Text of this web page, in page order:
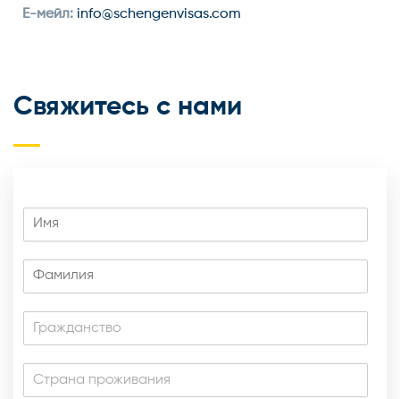
Е-мейл: info@schengenvisas.com
Свяжитесь с нами